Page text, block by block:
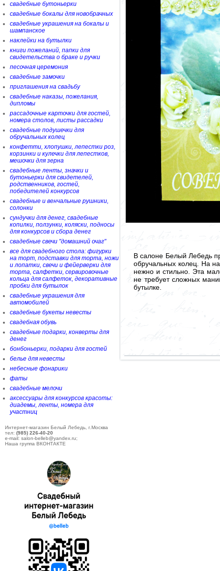
свадебные бутоньерки
свадебные бокалы для новобрачных
свадебные украшения на бокалы и
шампанское
наклейки на бутылки
книги пожеланий, папки для
свидетельства о браке и ручки
песочная церемония
свадебные замочки
приглашения на свадьбу
свадебные наказы, пожелания,
дипломы
рассадочные карточки для гостей,
номера столов, листы рассадки
свадебные подушечки для
обручальных колец
конфетти, хлопушки, лепестки роз,
корзинки и кулечки для лепестков,
мешочки для зерна
свадебные ленты, значки и
бутоньерки для свидетелей,
родственников, гостей,
победителей конкурсов
свадебные и венчальные рушники,
солонки
сундучки для денег, свадебные
копилки, ползунки, коляски, подносы
для конкурсов и сбора денег
свадебные свечи "домашний очаг"
все для свадебного стола: фигурки
на торт, подставки для торта, ножи
и лопатки, свечи и фейерверки для
торта, салфетки, сервировочные
кольца для салфеток, декоративные
пробки для бутылок
свадебные украшения для
автомобилей
свадебные букеты невесты
свадебная обувь
свадебные подарки, конверты для
денег
бонбоньерки, подарки для гостей
белье для невесты
небесные фонарики
фаты
свадебные мелочи
аксессуары для конкурсов красоты:
диадемы, ленты, номера для
участниц
Интернет-магазин Белый Лебедь, г.Москва
тел: (985) 226-40-20
e-mail: salon-belleb@yandex.ru;
Наша группа ВКОНТАКТЕ
В салоне Белый Лебедь
обручальных колец. На
нежно и стильно. Эта
не требует сложных
бутылке.